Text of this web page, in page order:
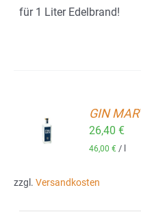
für 1 Liter Edelbrand!
GIN
26,40€
46,00€ /
zzgl. Versandkosten